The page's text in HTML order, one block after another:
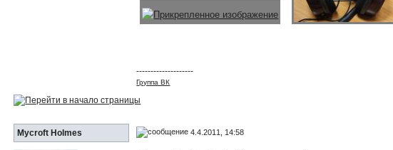
--------------------
Группа ВК
Mycroft Holmes 4.4.2011, 14:58